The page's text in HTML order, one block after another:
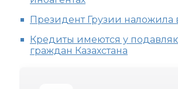
Президент Грузии наложила
Кредиты имеются у
граждан Казахстана